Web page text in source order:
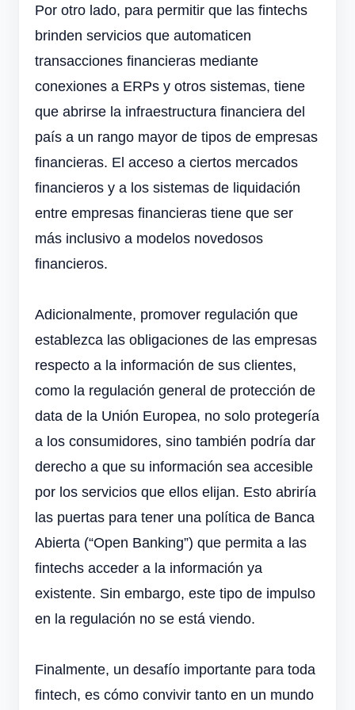
Por otro lado, para permitir que las fintechs
brinden servicios que automaticen
transacciones financieras mediante
conexiones a ERPs y otros sistemas, tiene
que abrirse la infraestructura financiera del
país a un rango mayor de tipos de empresas
financieras. El acceso a ciertos mercados
financieros y a los sistemas de liquidación
entre empresas financieras tiene que ser
más inclusivo a modelos novedosos
financieros.
Adicionalmente, promover regulación que
establezca las obligaciones de las empresas
respecto a la información de sus clientes,
como la regulación general de protección de
data de la Unión Europea, no solo protegería
a los consumidores, sino también podría dar
derecho a que su información sea accesible
por los servicios que ellos elijan. Esto abriría
las puertas para tener una política de Banca
Abierta (“Open Banking”) que permita a las
fintechs acceder a la información ya
existente. Sin embargo, este tipo de impulso
en la regulación no se está viendo.
Finalmente, un desafío importante para toda
fintech, es cómo convivir tanto en un mundo